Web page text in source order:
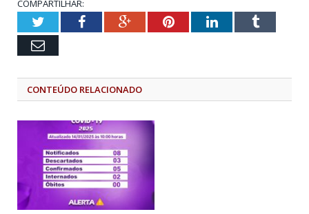
COMPARTILHAR:
TwitterFacebookGoogle+PinterestLinkedInTumblr
Email
CONTEÚDO RELACIONADO